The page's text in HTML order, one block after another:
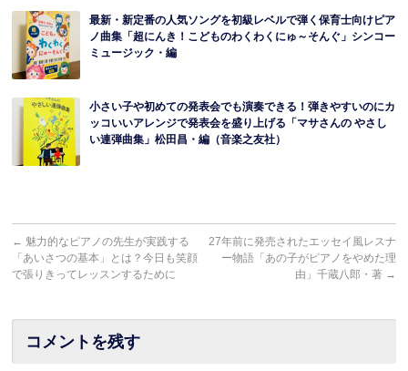
最新・新定番の人気ソングを初級レベルで弾く保育士向けピア
ノ曲集「超にんき！こどものわくわくにゅ～そんぐ」シンコー
ミュージック・編
小さい子や初めての発表会でも演奏できる！弾きやすいのにカ
ッコいいアレンジで発表会を盛り上げる「マサさんの やさし
い連弾曲集」松田昌・編（音楽之友社）
← 魅力的なピアノの先生が実践する
「あいさつの基本」とは？今日も笑顔
で張りきってレッスンするために
27年前に発売されたエッセイ風レスナ
ー物語「あの子がピアノをやめた理
由」千蔵八郎・著 →
コメントを残す